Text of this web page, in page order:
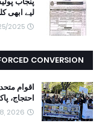
لیے ابھی
10:25:00 PM
CONVERSION
احتجاج،
2026